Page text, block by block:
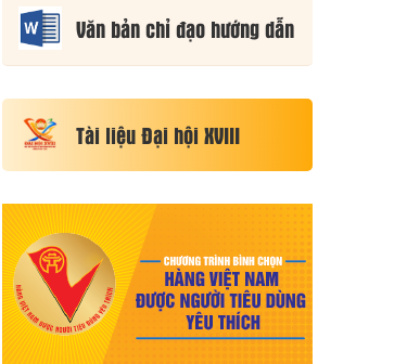
Văn bản chỉ đạo hướng dẫn
Tài liệu Đại hội XVIII